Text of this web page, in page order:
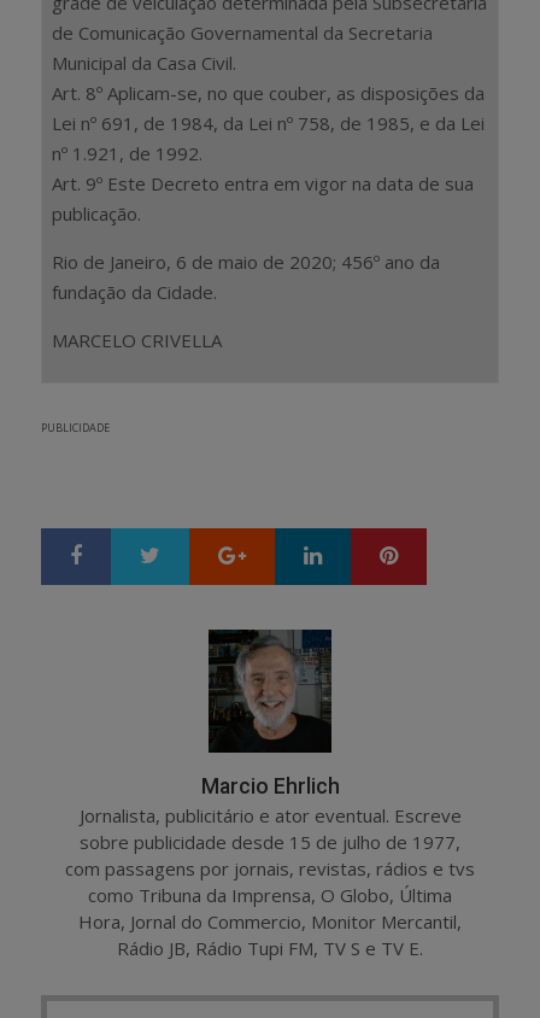
de Comunicação Governamental da Secretaria
Municipal da Casa Civil.
Art. 8º Aplicam-se, no que couber, as disposições da
Lei nº 691, de 1984, da Lei nº 758, de 1985, e da Lei
nº 1.921, de 1992.
Art. 9º Este Decreto entra em vigor na data de sua
publicação.
Rio de Janeiro, 6 de maio de 2020; 456º ano da
fundação da Cidade.
MARCELO CRIVELLA
PUBLICIDADE
Google+ LinkedIn
Marcio Ehrlich
Jornalista, publicitário e ator eventual. Escreve
sobre publicidade desde 15 de julho de 1977,
com passagens por jornais, revistas, rádios e tvs
como Tribuna da Imprensa, O Globo, Última
Hora, Jornal do Commercio, Monitor Mercantil,
Rádio JB, Rádio Tupi FM, TV S e TV E.